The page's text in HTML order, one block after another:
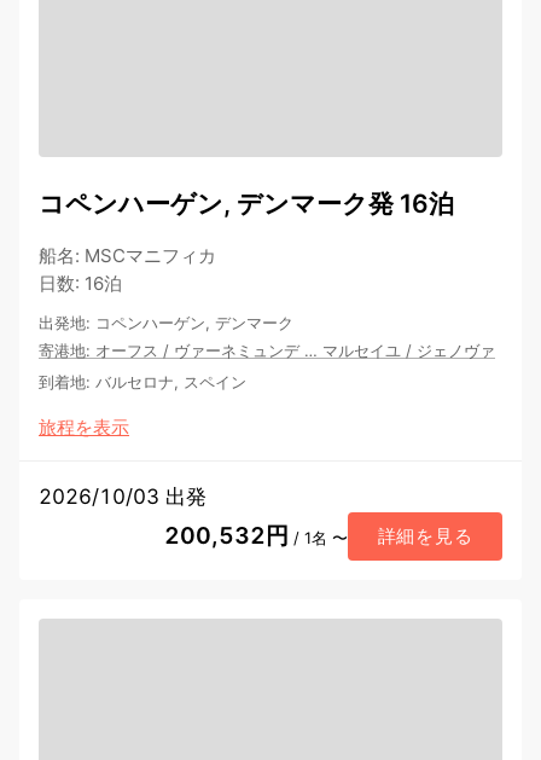
コペンハーゲン, デンマーク発 16泊
船名: MSCマニフィカ
日数: 16泊
出発地: コペンハーゲン, デンマーク
寄港地: オーフス / ヴァーネミュンデ… マルセイユ / ジェノヴァ
到着地: バルセロナ, スペイン
旅程を表示
2026/10/03 出発
200,532円 / 1名 〜 詳細を見る